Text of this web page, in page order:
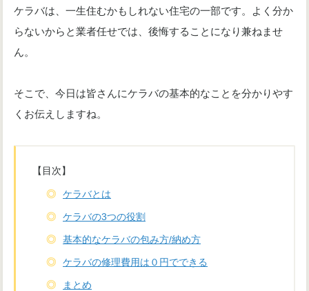
ケラバは、一生住むかもしれない住宅の一部です。よく分か
らないからと業者任せでは、後悔することになり兼ねませ
ん。
そこで、今日は皆さんにケラバの基本的なことを分かりやす
くお伝えしますね。
【目次】
ケラバとは
ケラバの3つの役割
基本的なケラバの包み方/納め方
ケラバの修理費用は０円でできる
まとめ